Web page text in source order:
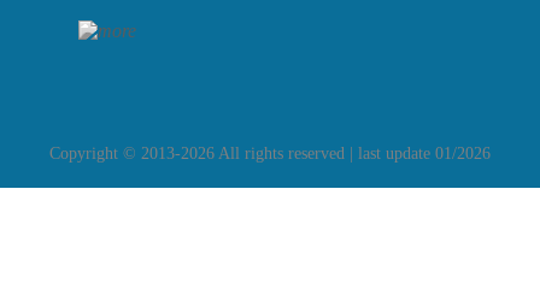
Copyright © 2013-2026 All rights reserved | last update 01/2026